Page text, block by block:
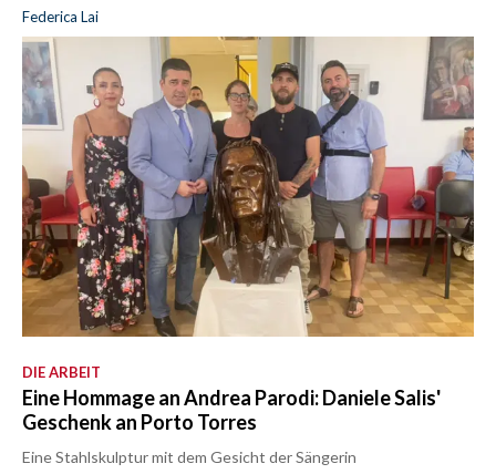
Federica Lai
DIE ARBEIT
Eine Hommage an Andrea Parodi: Daniele Salis'
Geschenk an Porto Torres
Eine Stahlskulptur mit dem Gesicht der Sängerin